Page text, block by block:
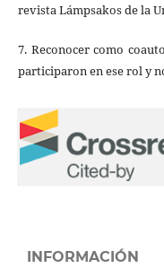
revista Lámpsakos de la
7. Reconocer como
participaron en ese rol y
INFORMACIÓN